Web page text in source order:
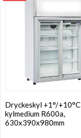
Dryckeskyl +1°/+10°C
kylmedium R600a,
630x390x980mm